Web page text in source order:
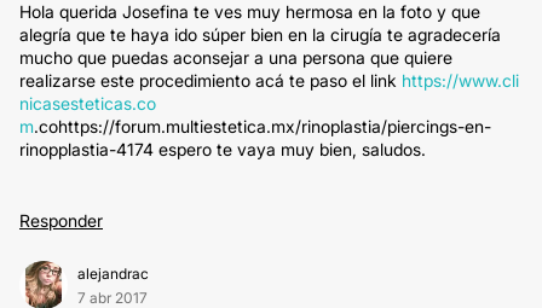
Hola querida Josefina te ves muy hermosa en la foto y que
alegría que te haya ido súper bien en la cirugía te agradecería
mucho que puedas aconsejar a una persona que quiere
realizarse este procedimiento acá te paso el link https://www.cli
nicasesteticas.co
m.cohttps://forum.multiestetica.mx/rinoplastia/piercings-en-
rinopplastia-4174 espero te vaya muy bien, saludos.
Responder
alejandrac
7 abr 2017